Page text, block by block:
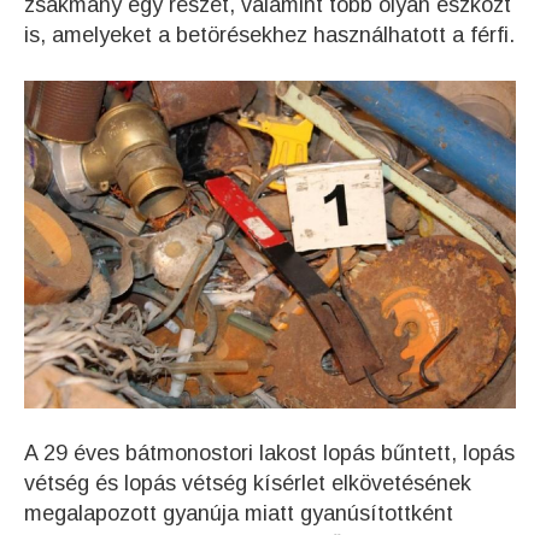
is, amelyeket a betörésekhez használhatott a férfi.
A 29 éves bátmonostori lakost lopás bűntett, lopás
vétség és lopás vétség kísérlet elkövetésének
megalapozott gyanúja miatt gyanúsítottként